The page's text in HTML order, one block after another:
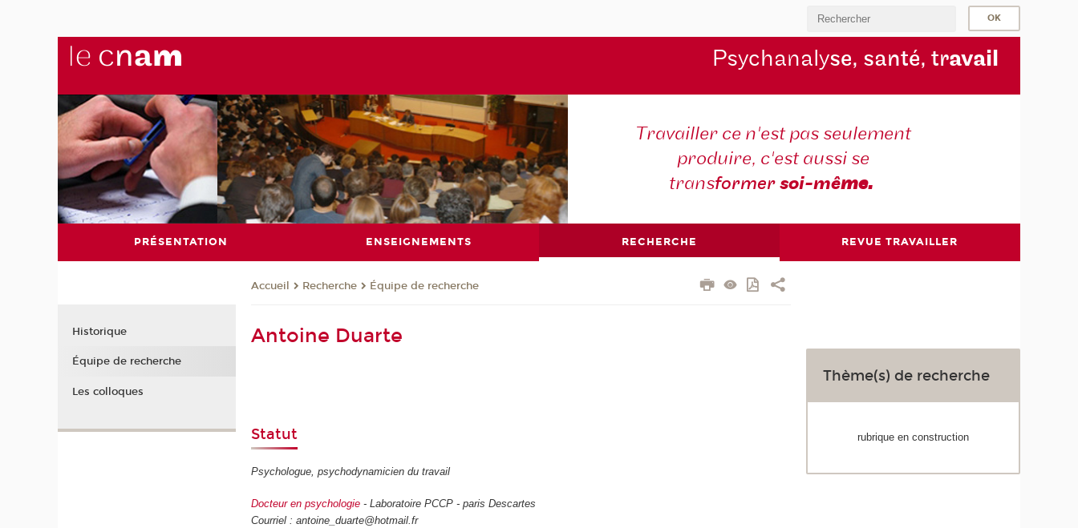
Psychanalyse, santé, travail
Travailler ce n'est pas seulement
produire, c'est aussi se
transformersoi-même.
PRÉSENTATION ENSEIGNEMENTS RECHERCHE REVUE TRAVAILLER
Accueil Recherche Équipe de recherche
Antoine Duarte
Statut
Psychologue, psychodynamicien du travail
Docteur en psychologie - Laboratoire PCCP - paris Descartes
Courriel : antoine_duarte@hotmail.fr
Thème(s) de recherche
rubrique en construction
Historique
Équipe de recherche
Les colloques